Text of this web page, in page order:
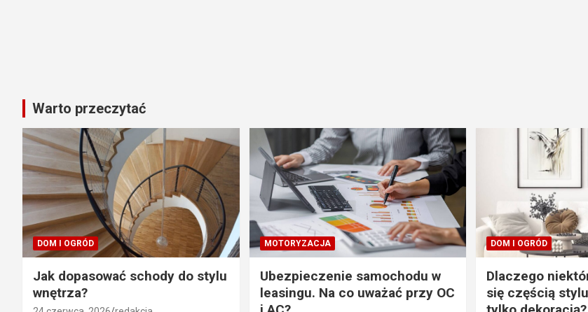
Warto przeczytać
DOM I OGRÓD
Jak dopasować schody do stylu
wnętrza?
MOTORYZACJA
Ubezpieczenie samochodu w
leasingu. Na co uważać przy OC
DOM I OGRÓD
Dlaczego
się częścią